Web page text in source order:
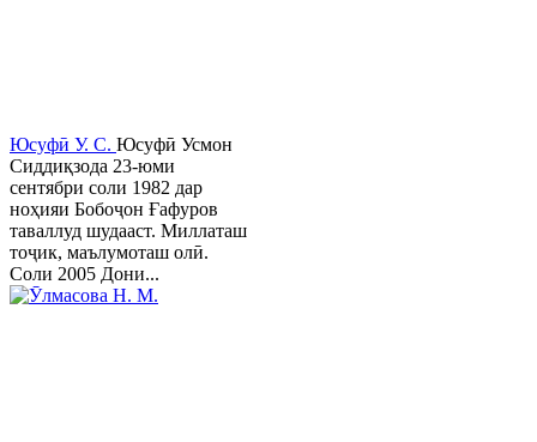
Юсуфӣ У. C. Юсуфӣ Усмон
Сиддиқзода 23-юми
сентябри соли 1982 дар
ноҳияи Бобоҷон Ғафуров
таваллуд шудааст. Миллаташ
тоҷик, маълумоташ олӣ.
Соли 2005 Дони...